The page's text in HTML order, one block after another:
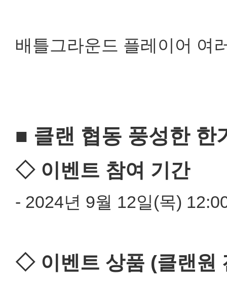
배틀그라운드 플레이어 여
■ 클랜 협동 풍성한 한
◇ 이벤트 참여 기간
- 2024년 9월 12일(목)
◇ 이벤트 상품 (클랜원